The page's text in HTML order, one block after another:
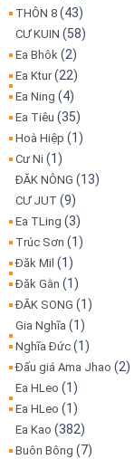
THÔN 8 (43)
CƯ KUIN (58)
Ea Bhôk (2)
Ea Ktur(22)
Ea Ning (4)
Ea Tiêu (35)
Hoà Hiệp (1)
Cư Ni (1)
ĐĂK NÔNG (13)
CƯ JUT (9)
Ea TLing (3)
Trúc Sơn (1)
Đăk Mil (1)
Đăk Gằn (1)
ĐĂK SONG (1)
Gia Nghĩa (1)
Nghĩa Đức (1)
Đấu giá Ama Jhao (2)
Ea HLeo (1)
Ea HLeo (1)
Ea Kao (382)
Buôn Bông (7)